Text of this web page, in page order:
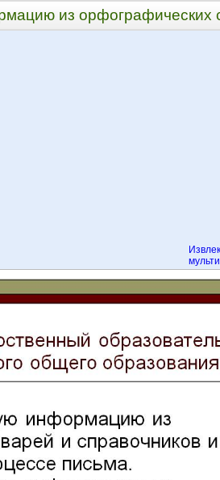
из орфографических